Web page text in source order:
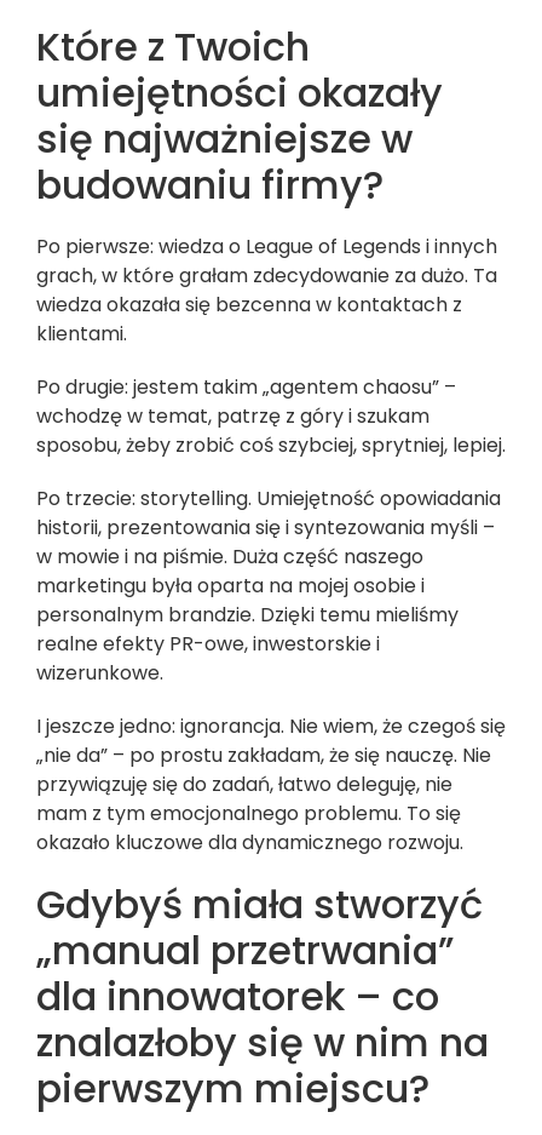
Które z Twoich
umiejętności okazały
się najważniejsze w
budowaniu firmy?
Po pierwsze: wiedza o League of Legends i innych
grach, w które grałam zdecydowanie za dużo. Ta
wiedza okazała się bezcenna w kontaktach z
klientami.
Po drugie: jestem takim „agentem chaosu” –
wchodzę w temat, patrzę z góry i szukam
sposobu, żeby zrobić coś szybciej, sprytniej, lepiej.
Po trzecie: storytelling. Umiejętność opowiadania
historii, prezentowania się i syntezowania myśli –
w mowie i na piśmie. Duża część naszego
marketingu była oparta na mojej osobie i
personalnym brandzie. Dzięki temu mieliśmy
realne efekty PR-owe, inwestorskie i
wizerunkowe.
I jeszcze jedno: ignorancja. Nie wiem, że czegoś się
„nie da” – po prostu zakładam, że się nauczę. Nie
przywiązuję się do zadań, łatwo deleguję, nie
mam z tym emocjonalnego problemu. To się
okazało kluczowe dla dynamicznego rozwoju.
Gdybyś miała stworzyć
„manual przetrwania”
dla innowatorek – co
znalazłoby się w nim na
pierwszym miejscu?